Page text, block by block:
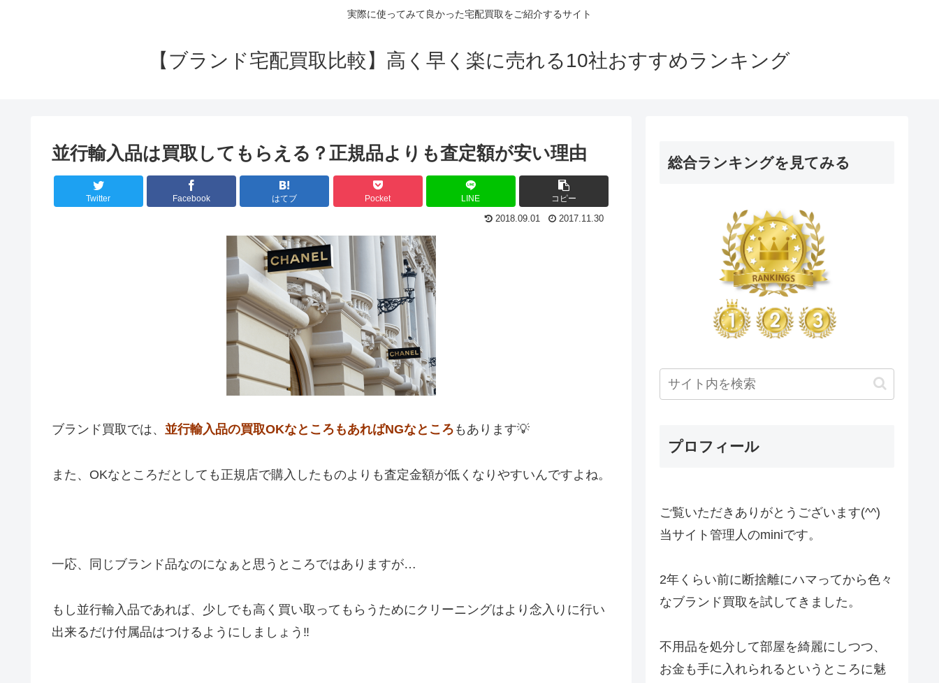
実際に使ってみて良かった宅配買取をご紹介するサイト
【ブランド宅配買取比較】高く早く楽に売れる10社おすすめランキング
並行輸入品は買取してもらえる？正規品よりも査定額が安い理由
Twitter Facebook はてブ Pocket LINE コピー
2018.09.01 2017.11.30
ブランド買取では、 並行輸入品の買取OKなところもあればNGなところ もあります💡
また、OKなところだとしても正規店で購入したものよりも査定金額が低くなりやすいんですよね。
一応、同じブランド品なのになぁと思うところではありますが…
もし並行輸入品であれば、少しでも高く買い取ってもらうためにクリーニングはより念入りに行い
出来るだけ付属品はつけるようにしましょう‼
総合ランキングを見てみる
プロフィール
ご覧いただきありがとうございます(^^)
当サイト管理人のminiです。
2年くらい前に断捨離にハマってから色々
なブランド買取を試してきました。
不用品を処分して部屋を綺麗にしつつ、
お金も手に入れられるというところに魅